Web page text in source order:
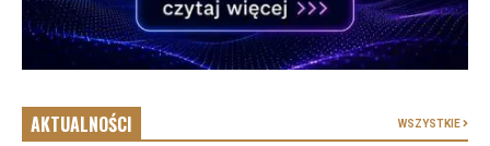
AKTUALNOŚCI WSZYSTKIE